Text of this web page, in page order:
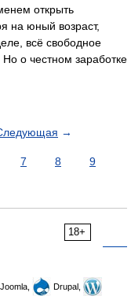
открыть
на юный возраст,
всё свободное
о честном заработке
→
7 8
9
18+
Joomla,
Drupal,